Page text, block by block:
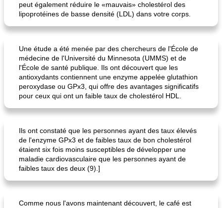
pouding au chocolat maison
peut également réduire le «mauvais» cholestérol des
lipoprotéines de basse densité (LDL) dans votre corps.
Une étude a été menée par des chercheurs de l'École de
médecine de l'Université du Minnesota (UMMS) et de
l'École de santé publique. Ils ont découvert que les
antioxydants contiennent une enzyme appelée glutathion
peroxydase ou GPx3, qui offre des avantages significatifs
pour ceux qui ont un faible taux de cholestérol HDL.
Ils ont constaté que les personnes ayant des taux élevés
de l'enzyme GPx3 et de faibles taux de bon cholestérol
étaient six fois moins susceptibles de développer une
maladie cardiovasculaire que les personnes ayant de
faibles taux des deux (9).]
Comme nous l'avons maintenant découvert, le café est